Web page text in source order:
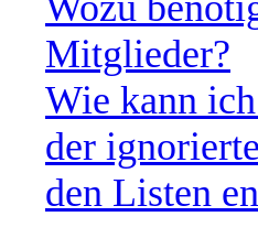
Mitglieder?
Wie kann
der
den Listen